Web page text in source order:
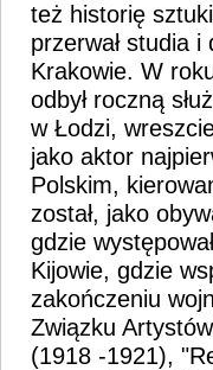
też historię
przerwał studia i
Krakowie. W
odbył roczną
w Łodzi,
jako aktor
Polskim,
został, jako
gdzie
Kijowie, gdzie
zakończeniu
Związku
(1918 -1921),